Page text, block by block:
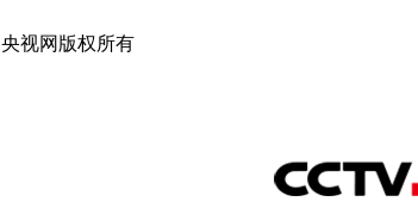
央视网 版权所有